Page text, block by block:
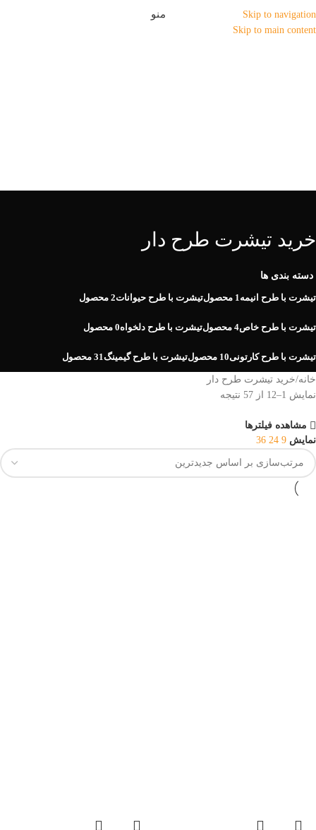
Skip to navigation
Skip to main content
منو
خرید تیشرت طرح دار
دسته بندی ها
تیشرت با طرح انیمه1 محصول تیشرت با طرح حیوانات2 محصول
تیشرت با طرح خاص4 محصول تیشرت با طرح دلخواه0 محصول
تیشرت با طرح کارتونی10 محصول تیشرت با طرح گیمینگ31 محصول
خانه خرید تیشرت طرح دار
نمایش 1–12 از 57 نتیجه
مشاهده فیلترها
نمایش 9
24
36